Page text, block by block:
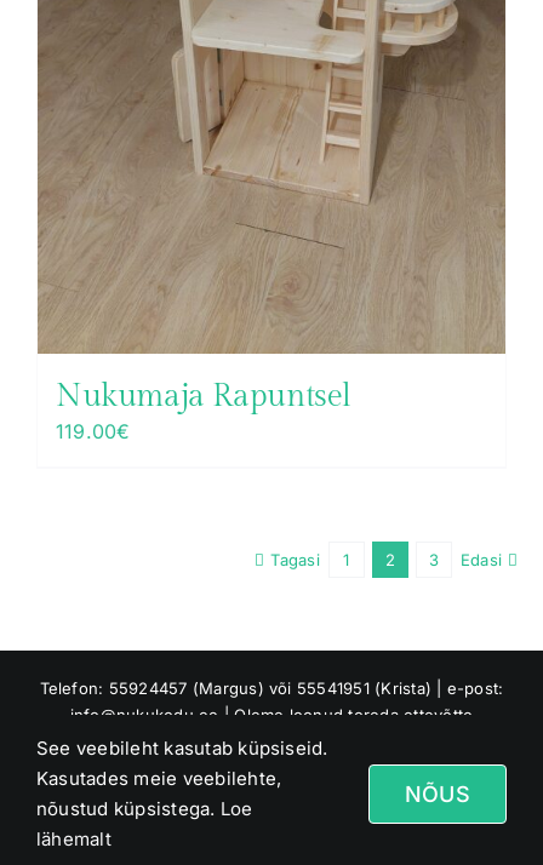
Nukumaja Rapuntsel
119.00€
Tagasi 1 2 3 Edasi
Telefon: 55924457 (Margus) või 55541951 (Krista) | e-post:
info@nukukodu.ee | Oleme loonud toreda ettevõtte
Riverland OÜ, mis tuleb meie perekonna nimest Jõesaar :)
Asume Raaduvere külas, Jõgeva vallas
Instagram
See veebileht kasutab küpsiseid.
Kasutades meie veebilehte,
nõustud küpsistega. Loe
lähemalt
NÕUS